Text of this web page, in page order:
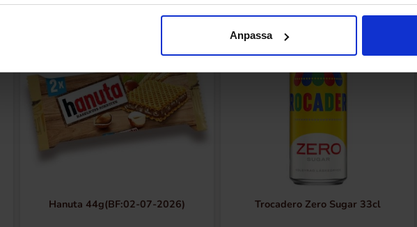
Anpassa
Hanuta 44g(BF:02-07-2026) Trocadero Zero Sugar 33cl